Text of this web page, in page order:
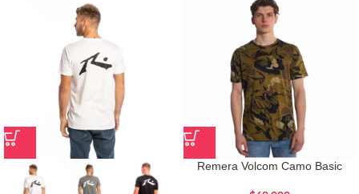
Remera Volcom Camo Basic